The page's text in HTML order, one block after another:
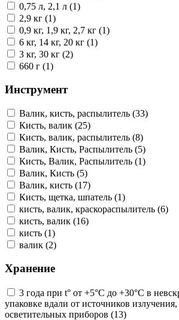
0,75 л, 2,1 л (1)
2,9 кг (1)
0,9 кг, 1,9 кг, 2,7 кг (1)
6 кг, 14 кг, 20 кг (1)
3 кг, 30 кг (2)
660 г (1)
Инструмент
Валик, кисть, распылитель (33)
Кисть, валик (25)
Кисть, валик, распылитель (8)
Валик, Кисть, Распылитель (5)
Кисть, Валик, Распылитель (1)
Валик, Кисть (5)
Валик, кисть (17)
Кисть, щетка, шпатель (1)
кисть, валик, краскораспылитель (6)
кисть, валик (16)
кисть (1)
валик (2)
Хранение
3 года при t° от +5°С до +30°С в
упаковке вдали от источников
осветительных приборов (13)